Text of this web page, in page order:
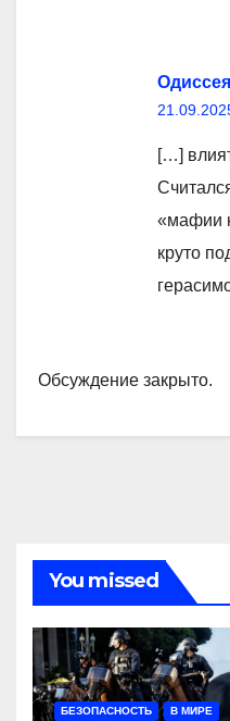
[…]
«мафии
круто
Обсуждение закрыто.
You missed
БЕЗОПАСНОСТЬ В МИРЕ